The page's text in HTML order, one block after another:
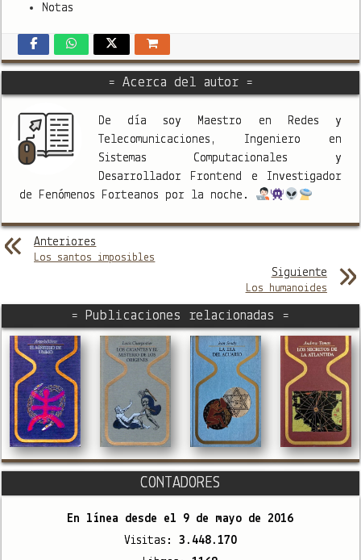
Notas
= Acerca del autor =
De día soy Maestro en Redes y
Telecomunicaciones, Ingeniero en
Sistemas Computacionales y
Desarrollador Frontend e Investigador
de Fenómenos Forteanos por la noche.
Anteriores
Los santos imposibles
Siguiente
Los humanoides
= Publicaciones relacionadas =
CONTADORES
En línea desde el 9 de mayo de 2016
Visitas: 3.448.170